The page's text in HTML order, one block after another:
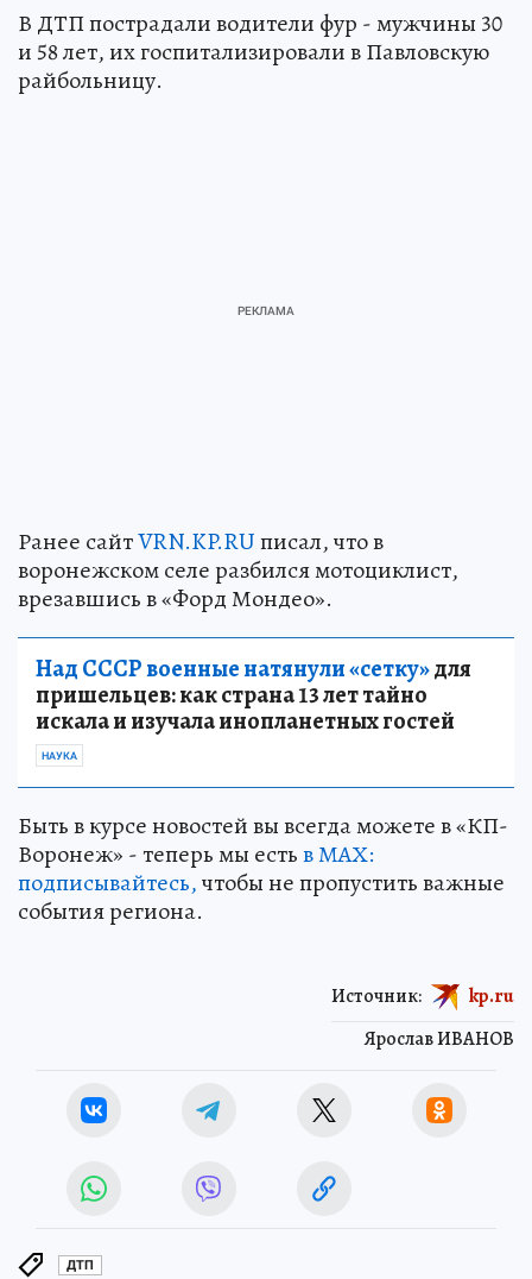
В ДТП пострадали водители фур - мужчины 30
и 58 лет, их госпитализировали в Павловскую
райбольницу.
Ранее сайтVRN.KP.RUписал, что в
воронежском селе разбился мотоциклист,
врезавшись в «Форд Мондео».
Над СССР военные натянули «сетку»для
пришельцев: как страна 13 лет тайно
искала и изучала инопланетных гостей
НАУКА
Быть в курсе новостей вы всегда можете в «КП-
Воронеж» - теперь мы естьв МАХ:
подписывайтесь,чтобы не пропустить важные
события региона.
Ярослав ИВАНОВ
Источник: kp.ru
ДТП